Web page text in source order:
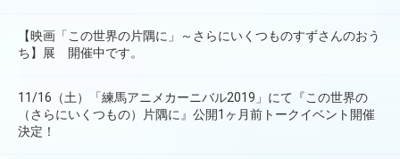
【映画「この世界の片隅に」～さらにいくつものすずさんのおう
ち】展 開催中です。
11/16（土）「練馬アニメカーニバル2019」にて『この世界の
（さらにいくつもの）片隅に』公開1ヶ月前トークイベント開催
決定！